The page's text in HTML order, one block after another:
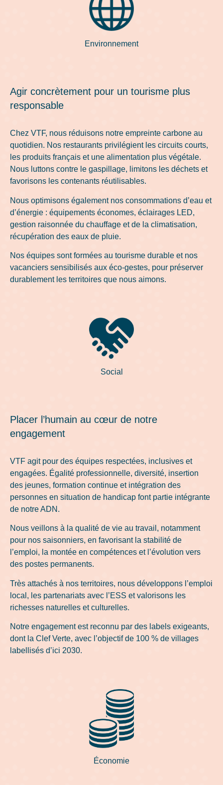
Environnement
Agir concrètement pour un tourisme plus
responsable
Chez VTF, nous réduisons notre empreinte carbone au
quotidien. Nos restaurants privilégient les circuits courts,
les produits français et une alimentation plus végétale.
Nous luttons contre le gaspillage, limitons les déchets et
favorisons les contenants réutilisables.
Nous optimisons également nos consommations d’eau et
d’énergie : équipements économes, éclairages LED,
gestion raisonnée du chauffage et de la climatisation,
récupération des eaux de pluie.
Nos équipes sont formées au tourisme durable et nos
vacanciers sensibilisés aux éco-gestes, pour préserver
durablement les territoires que nous aimons.
Social
Placer l’humain au cœur de notre
engagement
VTF agit pour des équipes respectées, inclusives et
engagées. Égalité professionnelle, diversité, insertion
des jeunes, formation continue et intégration des
personnes en situation de handicap font partie intégrante
de notre ADN.
Nous veillons à la qualité de vie au travail, notamment
pour nos saisonniers, en favorisant la stabilité de
l’emploi, la montée en compétences et l’évolution vers
des postes permanents.
Très attachés à nos territoires, nous développons l’emploi
local, les partenariats avec l’ESS et valorisons les
richesses naturelles et culturelles.
Notre engagement est reconnu par des labels exigeants,
dont la Clef Verte, avec l’objectif de 100 % de villages
labellisés d’ici 2030.
Économie